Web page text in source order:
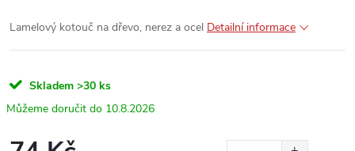
Lamelový kotouč na dřevo, nerez a ocel Detailní informace
Skladem >30 ks
10.8.2026